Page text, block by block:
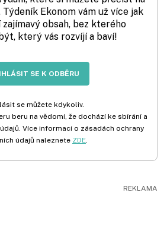
Ekonom vám už více jak
obsah, bez kterého
který vás rozvíjí a baví!
SE K ODBĚRU
se můžete kdykoliv.
beru na vědomí, že dochází ke sbírání a
Více informací o zásadách ochrany
údajů naleznete ZDE.